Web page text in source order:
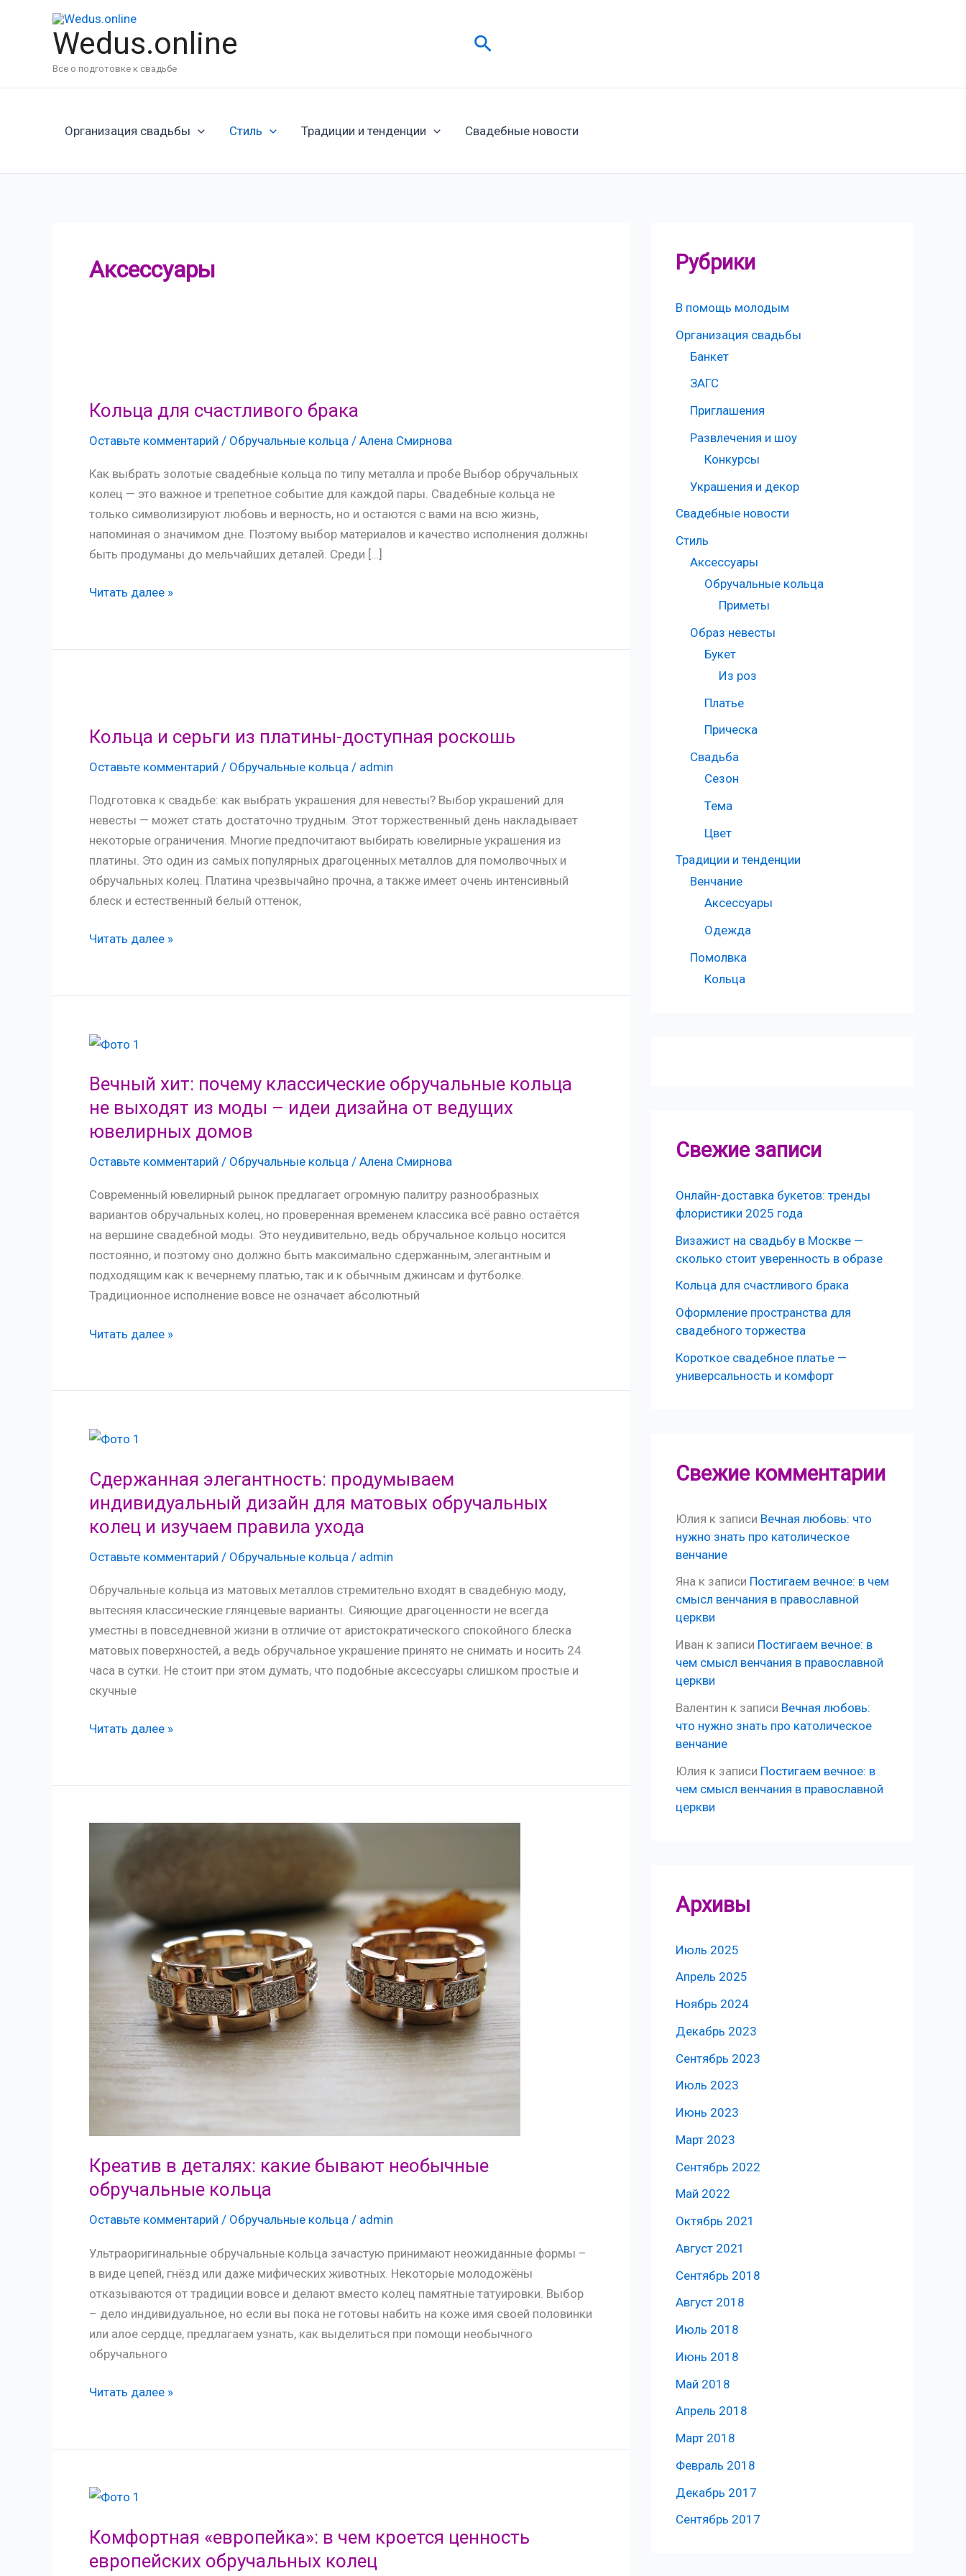
содержимомуWedus.online
Все о подготовке к свадьбе
Поиск
Организация свадьбы Стиль Традиции и тенденции Свадебные новости
Аксессуары
Кольца для счастливого брака
Оставьте комментарий / Обручальные кольца / Алена Смирнова
Как выбрать золотые свадебные кольца по типу металла и пробе Выбор обручальных
колец — это важное и трепетное событие для каждой пары. Свадебные кольца не
только символизируют любовь и верность, но и остаются с вами на всю жизнь,
напоминая о значимом дне. Поэтому выбор материалов и качество исполнения должны
быть продуманы до мельчайших деталей. Среди […]
Кольца
брака
Читать далее »
Кольца и серьги из платины-доступная роскошь
Оставьте комментарий / Обручальные кольца / admin
Подготовка к свадьбе: как выбрать украшения для невесты? Выбор украшений для
невесты — может стать достаточно трудным. Этот торжественный день накладывает
некоторые ограничения. Многие предпочитают выбирать ювелирные украшения из
платины. Это один из самых популярных драгоценных металлов для помолвочных и
обручальных колец. Платина чрезвычайно прочна, а также имеет очень интенсивный
блеск и естественный белый оттенок,
Кольца
из
доступная
Читать далее »
Вечный хит: почему классические обручальные кольца
не выходят из моды – идеи дизайна от ведущих
ювелирных домов
Оставьте комментарий / Обручальные кольца/ Алена Смирнова
Современный ювелирный рынок предлагает огромную палитру разнообразных
вариантов обручальных колец, но проверенная временем классика всё равно остаётся
на вершине свадебной моды. Это неудивительно, ведь обручальное кольцо носится
постоянно, и поэтому оно должно быть максимально сдержанным, элегантным и
подходящим как к вечернему платью, так и к обычным джинсам и футболке.
Традиционное исполнение вовсе не означает абсолютный
Вечный
классические
кольца
выходят
моды
–
идеи
от
ведущих
ювелирных
домов
Читать далее »
Сдержанная элегантность: продумываем
индивидуальный дизайн для матовых обручальных
колец и изучаем правила ухода
Оставьте комментарий / Обручальные кольца / admin
Обручальные кольца из матовых металлов стремительно входят в свадебную моду,
вытесняя классические глянцевые варианты. Сияющие драгоценности не всегда
уместны в повседневной жизни в отличие от аристократического спокойного блеска
матовых поверхностей, а ведь обручальное украшение принято не снимать и носить 24
часа в сутки. Не стоит при этом думать, что подобные аксессуары слишком простые и
скучные
Сдержанная
индивидуальный
изучаем
правила
Читать далее »
Креатив в деталях: какие бывают необычные
обручальные кольца
Оставьте комментарий / Обручальные кольца/ admin
Ультраоригинальные обручальные кольца зачастую принимают неожиданные формы –
в виде цепей, гнёзд или даже мифических животных. Некоторые молодожёны
отказываются от традиции вовсе и делают вместо колец памятные татуировки. Выбор
– дело индивидуальное, но если вы пока не готовы набить на коже имя своей половинки
или алое сердце, предлагаем узнать, как выделиться при помощи необычного
обручального
Креатив
какие
необычные
кольца
Читать далее »
Комфортная «европейка»: в чем кроется ценность
европейских обручальных колец
Рубрики
В помощь молодым
Организация свадьбы
Банкет
ЗАГС
Приглашения
Развлечения и шоу
Конкурсы
Украшения и декор
Свадебные новости
Стиль
Аксессуары
Обручальные кольца
Приметы
Образ невесты
Букет
Из роз
Платье
Прическа
Свадьба
Сезон
Тема
Цвет
Традиции и тенденции
Венчание
Аксессуары
Одежда
Помолвка
Кольца
Свежие записи
Онлайн-доставка букетов: тренды
флористики 2025 года
Визажист на свадьбу в Москве —
сколько стоит уверенность в образе
Кольца для счастливого брака
Оформление пространства для
свадебного торжества
Короткое свадебное платье —
универсальность и комфорт
Свежие комментарии
Юлия к записи Вечная любовь: что
нужно знать про католическое
венчание
Янак записи Постигаем вечное: в чем
смысл венчания в православной
церкви
Иван к записи Постигаем вечное: в
чем смысл венчания в православной
церкви
Валентин к записи Вечная любовь:
что нужно знать про католическое
венчание
Юлия к записи Постигаем вечное: в
чем смысл венчания в православной
церкви
Архивы
Июль 2025
Апрель 2025
Ноябрь 2024
Декабрь 2023
Сентябрь 2023
Июль 2023
Июнь 2023
Март 2023
Сентябрь 2022
Май 2022
Октябрь 2021
Август 2021
Сентябрь 2018
Август 2018
Июль 2018
Июнь 2018
Май 2018
Апрель 2018
Март 2018
Февраль 2018
Декабрь 2017
Сентябрь 2017